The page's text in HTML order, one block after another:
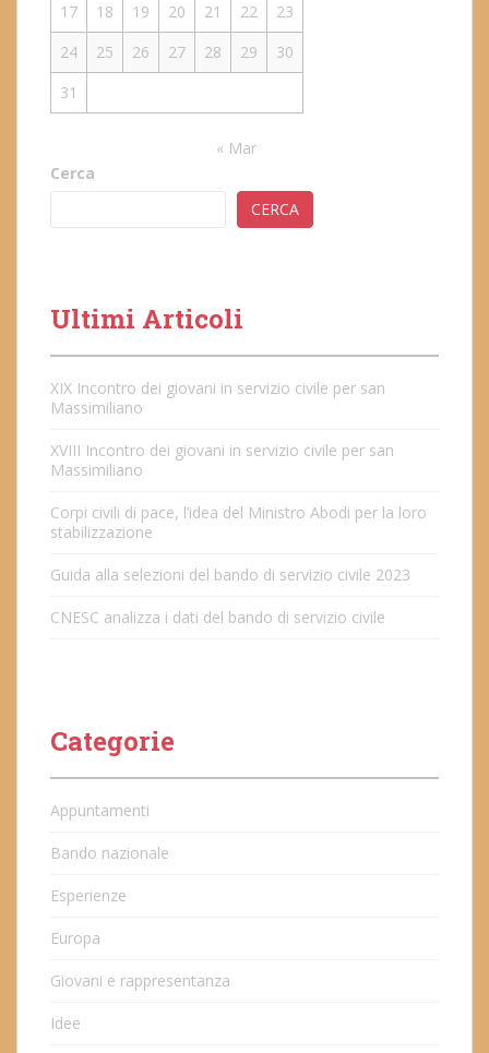
17
18 19 20 21 22
23
24
25 26 27 28 29
30
31
« Mar
Cerca
CERCA
Ultimi Articoli
XIX Incontro dei giovani in servizio civile per san
Massimiliano
XVIII Incontro dei giovani in servizio civile per san
Massimiliano
Corpi civili di pace, l’idea del Ministro Abodi per la loro
stabilizzazione
Guida alla selezioni del bando di servizio civile 2023
CNESC analizza i dati del bando di servizio civile
Categorie
Appuntamenti
Bando nazionale
Esperienze
Europa
Giovani e rappresentanza
Idee